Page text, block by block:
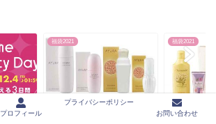
福袋2021
【アユーラ】2021年福
袋の中身ネタバレ!予
【ハウスオブローゼ
2021年福袋の中身
プロフィール
プライバシーポリシー
お問い合わせ